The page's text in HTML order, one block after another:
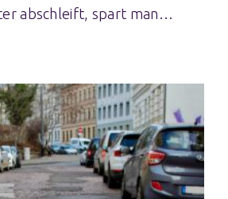
abschleift, spart man…